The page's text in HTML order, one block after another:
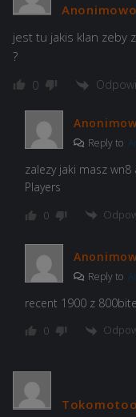
Anonimowo
jest tu jakis klan zeby
?
0
Reply to
zalezy jaki masz
Players
0
Reply to
recent 1900 z
0